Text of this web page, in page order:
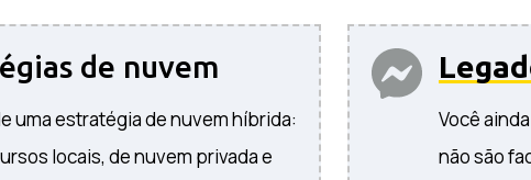
de nuvem
uma estratégia de nuvem híbrida:
locais, de nuvem privada e
Você
não são